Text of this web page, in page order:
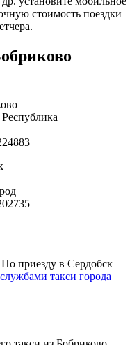
стоимость поездки
По приезду в Сердобск
такси города